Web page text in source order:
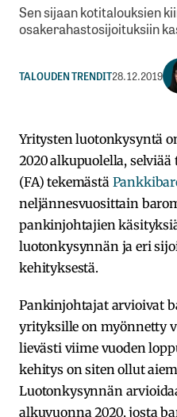
Sen sijaan kotitalouksien
osakerahastosijoituksiin
TALOUDEN TRENDIT28.12.2019
Yritysten luotonkysyntä
2020 alkupuolella,
(FA) tekemästä
neljännesvuosittain
pankinjohtajien
luotonkysynnän ja eri
kehityksestä.
Pankinjohtajat arvioivat
yrityksille on myönnetty
lievästi viime vuoden
kehitys on siten ollut
Luotonkysynnän
alkuvuonna 2020, josta